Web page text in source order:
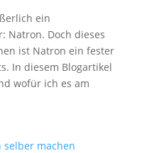
ein
Natron. Doch dieses
ist Natron ein fester
In diesem Blogartikel
wofür ich es am